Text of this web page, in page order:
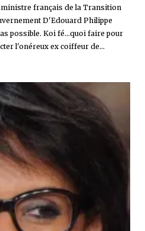
français de la Transition
D'Edouard Philippe
possible. Koi fé...quoi faire pour
l'onéreux ex coiffeur de...